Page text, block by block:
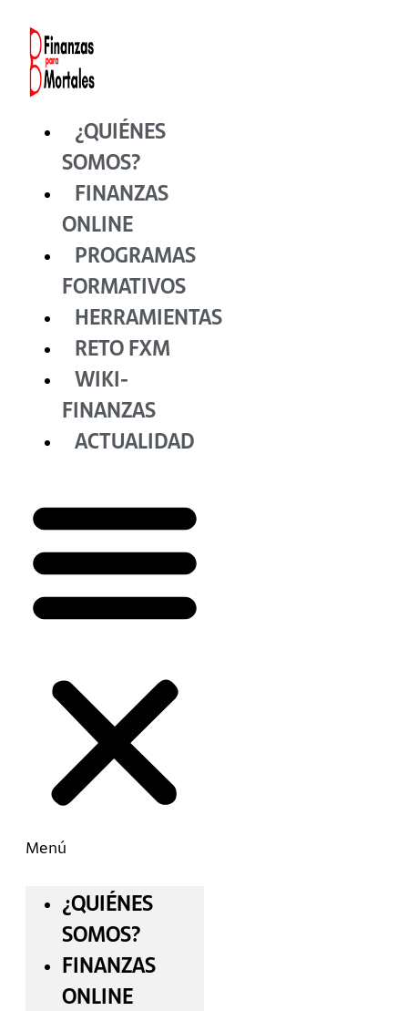
contenido
¿QUIÉNES
SOMOS?
FINANZAS
ONLINE
PROGRAMAS
FORMATIVOS
HERRAMIENTAS
RETO FXM
WIKI-
FINANZAS
ACTUALIDAD
Menú
¿QUIÉNES
SOMOS?
FINANZAS
ONLINE